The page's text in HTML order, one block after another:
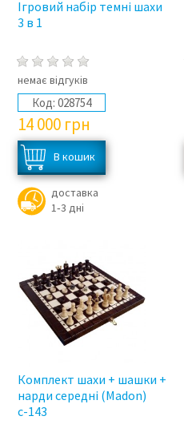
Ігровий набір темні шахи
3 в 1
немає відгуків
Код: 028754
14 000 грн
доставка
1‑3 дні
Комплект шахи + шашки +
нарди середні (Madon)
с-143